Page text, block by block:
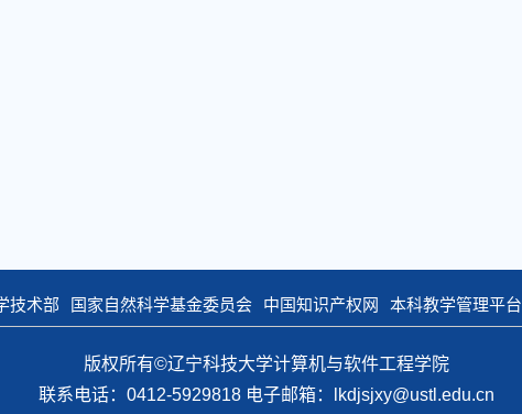
技术部 国家自然科学基金委员会 中国知识产权网 本科教学管理平台
版权所有©辽宁科技大学计算机与软件工程学院
联系电话：0412-5929818 电子邮箱：lkdjsjxy@ustl.edu.cn